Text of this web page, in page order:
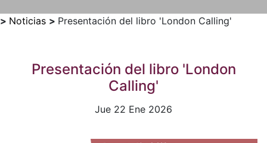
> Noticias > Presentación del libro 'London Calling'
Presentación del libro 'London
Calling'
Jue 22 Ene 2026